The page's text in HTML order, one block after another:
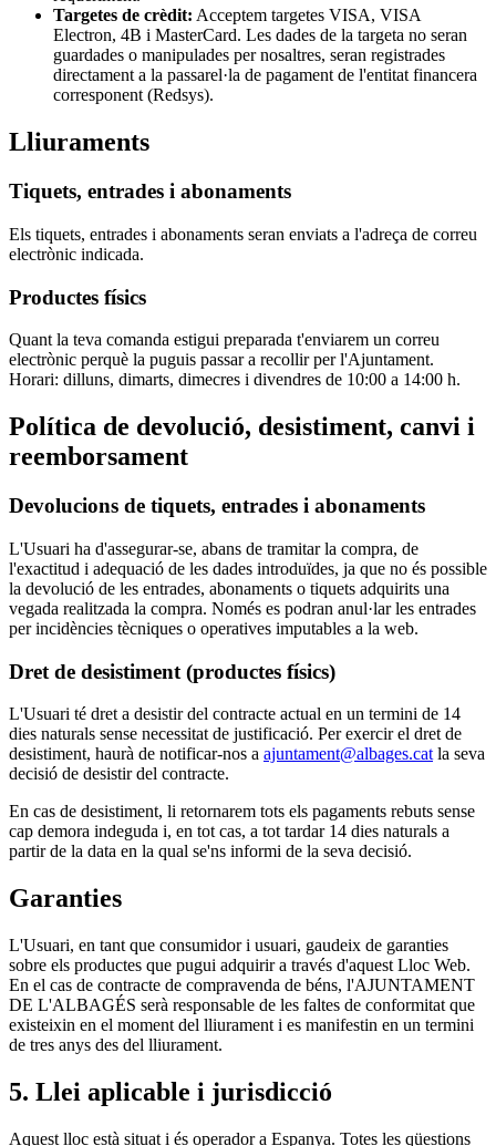
Targetes de crèdit: Acceptem targetes VISA, VISA
Electron, 4B i MasterCard. Les dades de la targeta no seran
guardades o manipulades per nosaltres, seran registrades
directament a la passarel·la de pagament de l'entitat financera
corresponent (Redsys).
Lliuraments
Tiquets, entrades i abonaments
Els tiquets, entrades i abonaments seran enviats a l'adreça de correu
electrònic indicada.
Productes físics
Quant la teva comanda estigui preparada t'enviarem un correu
electrònic perquè la puguis passar a recollir per l'Ajuntament.
Horari: dilluns, dimarts, dimecres i divendres de 10:00 a 14:00 h.
Política de devolució, desistiment, canvi i
reemborsament
Devolucions de tiquets, entrades i abonaments
L'Usuari ha d'assegurar-se, abans de tramitar la compra, de
l'exactitud i adequació de les dades introduïdes, ja que no és possible
la devolució de les entrades, abonaments o tiquets adquirits una
vegada realitzada la compra. Només es podran anul·lar les entrades
per incidències tècniques o operatives imputables a la web.
Dret de desistiment (productes físics)
L'Usuari té dret a desistir del contracte actual en un termini de 14
dies naturals sense necessitat de justificació. Per exercir el dret de
desistiment, haurà de notificar-nos a ajuntament@albages.cat la seva
decisió de desistir del contracte.
En cas de desistiment, li retornarem tots els pagaments rebuts sense
cap demora indeguda i, en tot cas, a tot tardar 14 dies naturals a
partir de la data en la qual se'ns informi de la seva decisió.
Garanties
L'Usuari, en tant que consumidor i usuari, gaudeix de garanties
sobre els productes que pugui adquirir a través d'aquest Lloc Web.
En el cas de contracte de compravenda de béns, l'AJUNTAMENT
DE L'ALBAGÉS serà responsable de les faltes de conformitat que
existeixin en el moment del lliurament i es manifestin en un termini
de tres anys des del lliurament.
5. Llei aplicable i jurisdicció
Aquest lloc està situat i és operador a Espanya. Totes les qüestions